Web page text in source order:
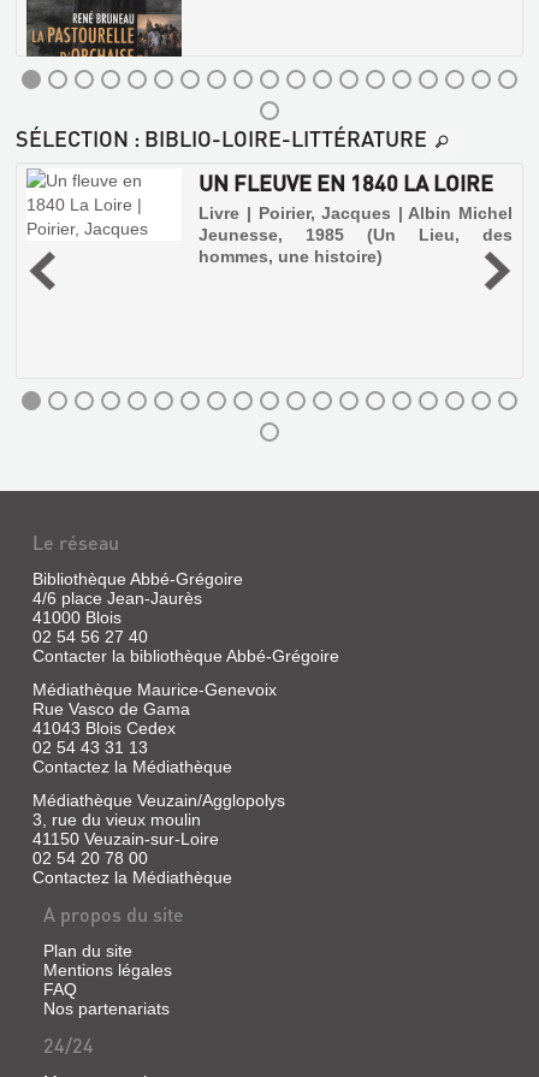
LA
PASTOURELLE
D'ORCHAISE
Livre
|
Bruneau,
René
à
traces
jumelle
bergère
enlevée
à
14
ans
de
Blois,
dans
la
région
en
1778
et
devenue
princesse
en
Pologne.
L'ÉCHEVEAU
DE
BLOIS
SÉLECTION : BIBLIO-LOIRE-LITTÉRATURE
UN FLEUVE EN 1840 LA LOIRE
Livre | Poirier, Jacques | Albin Michel
Jeunesse, 1985 (Un Lieu, des
hommes, une histoire)
UN
FLEUVE
EN
1840
LA
LOIRE
|
Poirier,
Jacques
|
Michel
1985
(Un
Lieu,
hommes,
Le réseau
Bibliothèque Abbé-Grégoire
4/6 place Jean-Jaurès
41000 Blois
02 54 56 27 40
Contacter la bibliothèque Abbé-Grégoire
Médiathèque Maurice-Genevoix
Rue Vasco de Gama
41043 Blois Cedex
02 54 43 31 13
Contactez la Médiathèque
Médiathèque Veuzain/Agglopolys
3, rue du vieux moulin
41150 Veuzain-sur-Loire
02 54 20 78 00
Contactez la Médiathèque
A propos du site
Plan du site
Mentions légales
FAQ
Nos partenariats
24/24